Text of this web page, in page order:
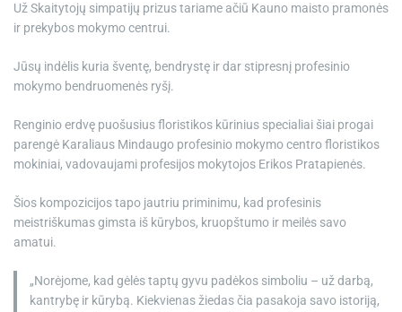
Už Skaitytojų simpatijų prizus tariame ačiū Kauno maisto pramonės
ir prekybos mokymo centrui.
Jūsų indėlis kuria šventę, bendrystę ir dar stipresnį profesinio
mokymo bendruomenės ryšį.
Renginio erdvę puošusius floristikos kūrinius specialiai šiai progai
parengė Karaliaus Mindaugo profesinio mokymo centro floristikos
mokiniai, vadovaujami profesijos mokytojos Erikos Pratapienės.
Šios kompozicijos tapo jautriu priminimu, kad profesinis
meistriškumas gimsta iš kūrybos, kruopštumo ir meilės savo
amatui.
„Norėjome, kad gėlės taptų gyvu padėkos simboliu – už darbą,
kantrybę ir kūrybą. Kiekvienas žiedas čia pasakoja savo istoriją,